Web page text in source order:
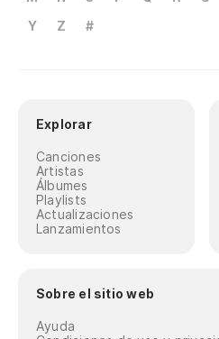
Y
Z #
Explorar
Canciones
Artistas
Álbumes
Playlists
Actualizaciones
Lanzamientos
Sobre el sitio web
Ayuda